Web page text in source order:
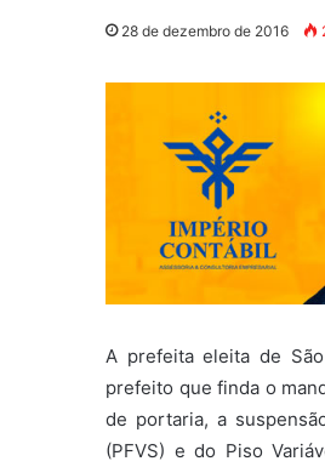
28 de dezembro de 2016
A prefeita eleita de
prefeito que finda o
de portaria, a
(PFVS) e do Piso